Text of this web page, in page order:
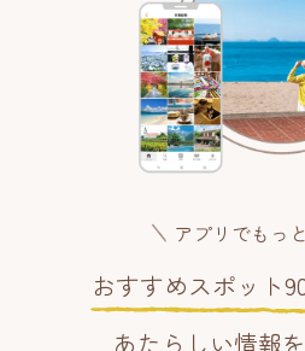
アプリでもっ
おすすめスポット
あたらしい情報